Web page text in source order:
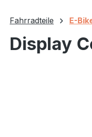
Fahrradteile E-
Display
Bildergalerie